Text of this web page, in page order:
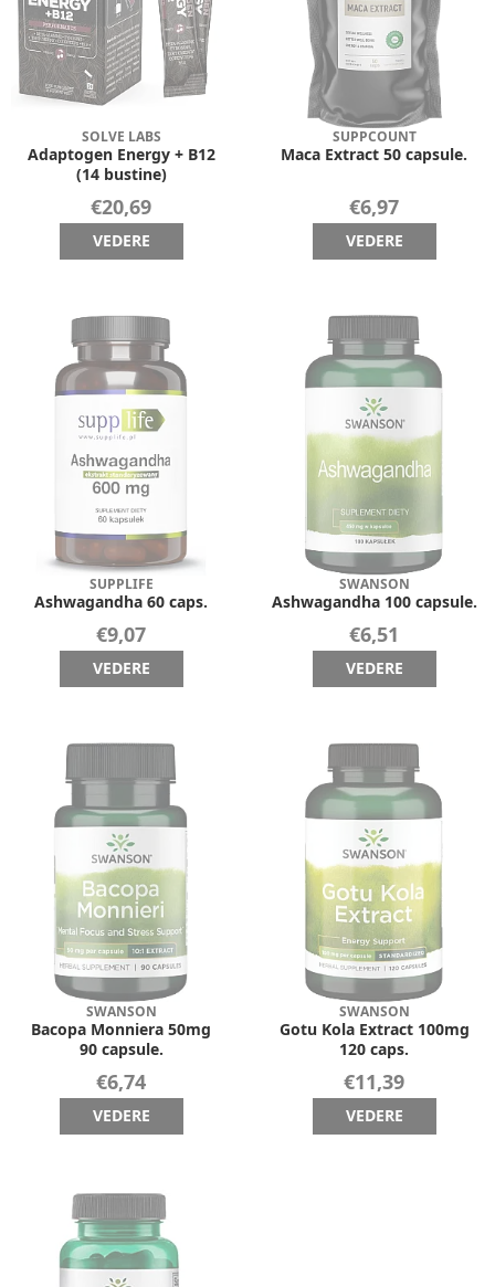
SOLVE LABS
Adaptogen Energy + B12
(14 bustine)
€20,69
VEDERE
SUPPCOUNT
Maca Extract 50 capsule.
€6,97
VEDERE
SUPPLIFE
Ashwagandha 60 caps.
€9,07
VEDERE
SWANSON
Ashwagandha 100 capsule.
€6,51
VEDERE
SWANSON
Bacopa Monniera 50mg
90 capsule.
€6,74
VEDERE
SWANSON
Gotu Kola Extract 100mg
120 caps.
€11,39
VEDERE